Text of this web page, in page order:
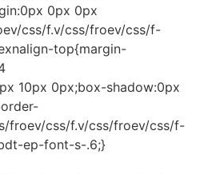
0px 0px
css/f.v/css/froev/css/f-
top{margin-
10px 0px;box-shadow:0px
froev/css/f.v/css/froev/css/f-
ep-font-s-.6;}